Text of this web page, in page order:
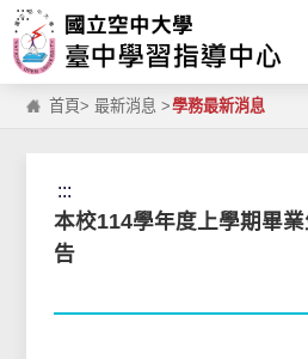
跳到主要內容區塊
:::
首頁>最新消息 >學務最新消息
:::
本校114學年度上學期畢
告